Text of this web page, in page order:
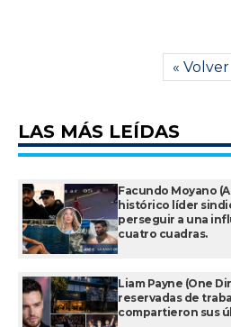
« Volver
LAS MÁS LEÍDAS
Facundo Moyano
histórico líder
perseguir a una
cuatro cuadras.
Liam Payne (One
reservadas de
compartieron sus